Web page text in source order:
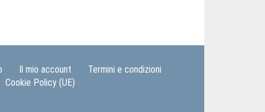
Il mio account
Termini e condizioni
Cookie Policy (UE)